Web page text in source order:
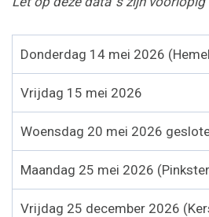
Donderdag 14 mei 2026
Vrijdag 15 mei 2026
Woensdag 20 mei 2026
Maandag 25 mei 2026
Vrijdag 25 december 2026